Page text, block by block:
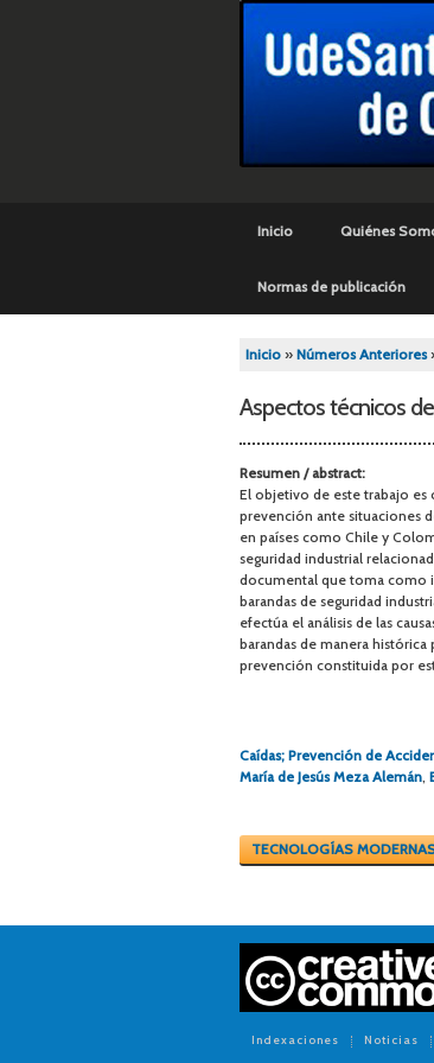
Menú principal
Inicio Quiénes
Normas de publicación
Se encuentra
Inicio » Números Anteriores
Aspectos técnicos
Resumen / abstract:
El objetivo de este trabajo es
prevención ante situaciones
en países como Chile y
seguridad industrial
documental que toma como
barandas de seguridad
efectúa el análisis de las
barandas de manera histórica
prevención constituida por
Caídas; Prevención de
María de Jesús Meza Alemán,
TECNOLOGÍAS
Indexaciones Noticias